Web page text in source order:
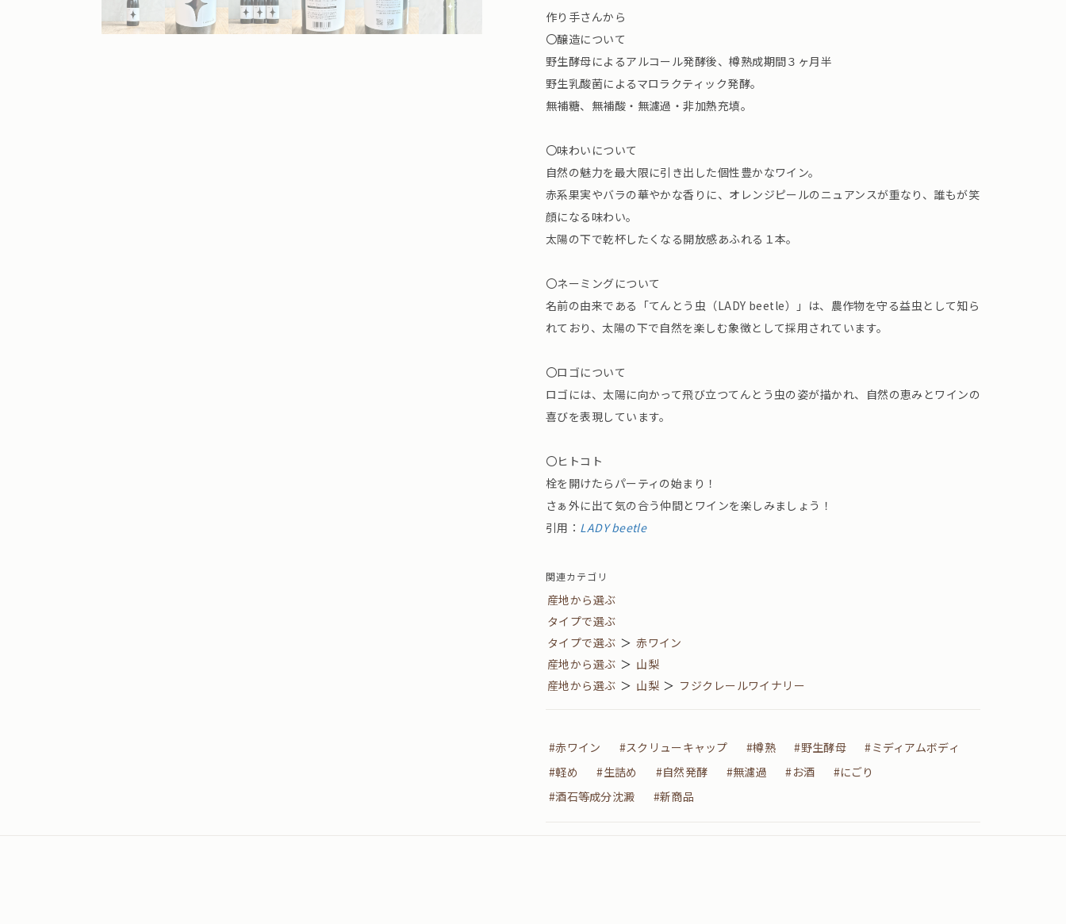
作り手さんから
〇醸造について
野生酵母によるアルコール発酵後、樽熟成期間３ヶ月半
野生乳酸菌によるマロラクティック発酵。
無補糖、無補酸・無濾過・非加熱充填。
〇味わいについて
自然の魅力を最大限に引き出した個性豊かなワイン。
赤系果実やバラの華やかな香りに、オレンジピールのニュアンスが重なり、誰もが笑
顔になる味わい。
太陽の下で乾杯したくなる開放感あふれる１本。
〇ネーミングについて
名前の由来である「てんとう虫（LADY beetle）」は、農作物を守る益虫として知ら
れており、太陽の下で自然を楽しむ象徴として採用されています。
〇ロゴについて
ロゴには、太陽に向かって飛び立つてんとう虫の姿が描かれ、自然の恵みとワインの
喜びを表現しています。
〇ヒトコト
栓を開けたらパーティの始まり！
さぁ外に出て気の合う仲間とワインを楽しみましょう！
引用： LADY beetle
関連カテゴリ
産地から選ぶ
タイプで選ぶ
タイプで選ぶ ＞ 赤ワイン
産地から選ぶ ＞ 山梨
産地から選ぶ ＞ 山梨 ＞ フジクレールワイナリー
#赤ワイン #スクリューキャップ #樽熟 #野生酵母
#ミディアムボディ
#軽め
#生詰め #自然発酵 #無濾過 #お酒
#にごり
#酒石等成分沈澱
#新商品